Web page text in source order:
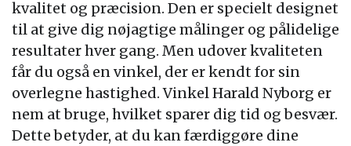
kvalitet og præcision. Den er specielt designet
til at give dig nøjagtige målinger og pålidelige
resultater hver gang. Men udover kvaliteten
får du også en vinkel, der er kendt for sin
overlegne hastighed. Vinkel Harald Nyborg er
nem at bruge, hvilket sparer dig tid og besvær.
Dette betyder, at du kan færdiggøre dine